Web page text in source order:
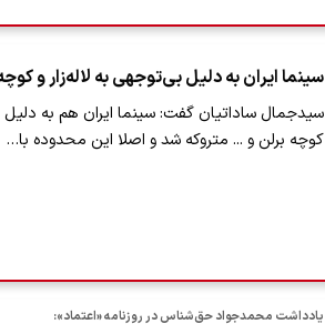
سینما ایران به دلیل بی‌توجهی به لاله‌زار و
سیدجمال ساداتیان گفت: سینما ایران هم به دلیل
کوچه برلن و ... متروکه شد و اصلا این محدوده با…
یادداشت محمدجواد حق‌شناس در روزنامه «اعتماد»: